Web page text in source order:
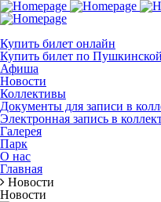
Купить билет онлайн
Купить билет по
Афиша
Новости
Коллективы
Документы для записи в
Электронная запись в
Галерея
Парк
О нас
Главная
Новости
Новости